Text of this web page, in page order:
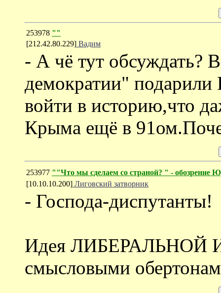
253978 ""
[212.42.80.229] Вадим
- А чё тут
демократии"
войти в историю,что
Крыма ещё в
253977 ""Что мы сделаем со страной? " - обозрение
[10.10.10.200] Лиговский затворник
- Господа-диспутанты!
Идея ЛИБЕРАЛЬНОЙ
смысловыми